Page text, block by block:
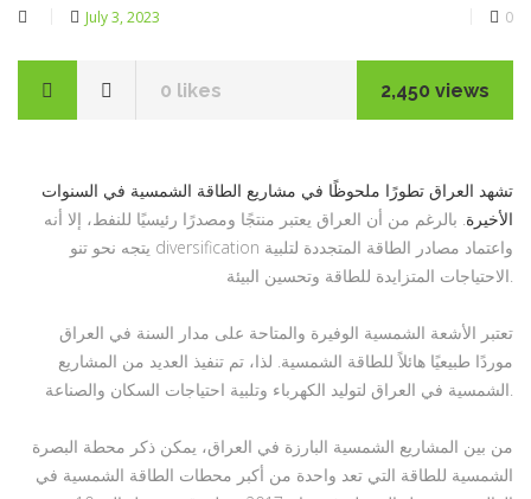
Posted
on
July 3, 2023 0
0 likes 2,450 views
تشهد العراق تطورًا ملحوظًا في مشاريع الطاقة الشمسية في السنوات
الأخيرة. بالرغم من أن العراق يعتبر منتجًا ومصدرًا رئيسيًا للنفط، إلا أنه
يتجه نحو تنو diversification واعتماد مصادر الطاقة المتجددة لتلبية
الاحتياجات المتزايدة للطاقة وتحسين البيئة.
تعتبر الأشعة الشمسية الوفيرة والمتاحة على مدار السنة في العراق
موردًا طبيعيًا هائلاً للطاقة الشمسية. لذا، تم تنفيذ العديد من المشاريع
الشمسية في العراق لتوليد الكهرباء وتلبية احتياجات السكان والصناعة.
من بين المشاريع الشمسية البارزة في العراق، يمكن ذكر محطة البصرة
الشمسية للطاقة التي تعد واحدة من أكبر محطات الطاقة الشمسية في